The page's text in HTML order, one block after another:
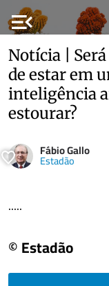
menu_open
Notícia |
de estar em
inteligência
estourar?
Fábio Gallo
Estadão
.....
© Estadão